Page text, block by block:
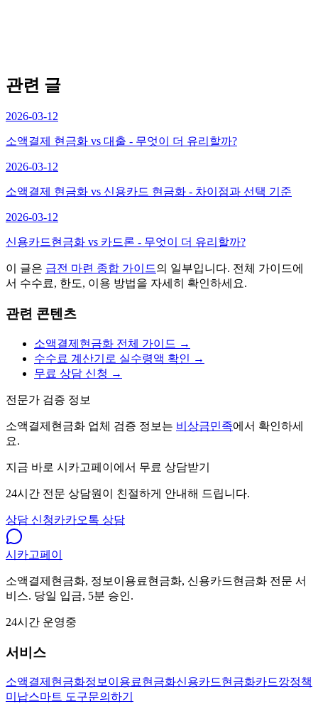
관련 글
2026-03-12
소액결제 현금화 vs 대출 - 무엇이 더 유리할까?
2026-03-12
소액결제 현금화 vs 신용카드 현금화 - 차이점과 선택 기준
2026-03-12
신용카드현금화 vs 카드론 - 무엇이 더 유리할까?
이 글은 급전 마련 종합 가이드의 일부입니다. 전체 가이드에
서 수수료, 한도, 이용 방법을 자세히 확인하세요.
관련 콘텐츠
소액결제현금화 전체 가이드 →
수수료 계산기로 실수령액 확인 →
무료 상담 신청 →
전문가 검증 정보
소액결제현금화 업체 검증 정보는 비상금민족에서 확인하세
요.
지금 바로 시카고페이에서 무료 상담받기
24시간 전문 상담원이 친절하게 안내해 드립니다.
상담 신청카카오톡 상담
시카고페이
소액결제현금화, 정보이용료현금화, 신용카드현금화 전문 서
비스. 당일 입금, 5분 승인.
24시간 운영중
서비스
소액결제현금화정보이용료현금화신용카드현금화카드깡정책
미납스마트 도구문의하기